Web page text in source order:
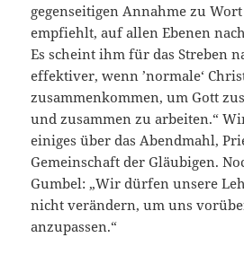
gegenseitigen Annahme zu
empfiehlt, auf allen Ebenen
Es scheint ihm für das Streben
effektiver, wenn ’normale‘
zusammenkommen, um Gott
und zusammen zu arbeiten.“
einiges über das Abendmahl,
Gemeinschaft der Gläubigen.
Gumbel: „Wir dürfen unsere
nicht verändern, um uns
anzupassen.“